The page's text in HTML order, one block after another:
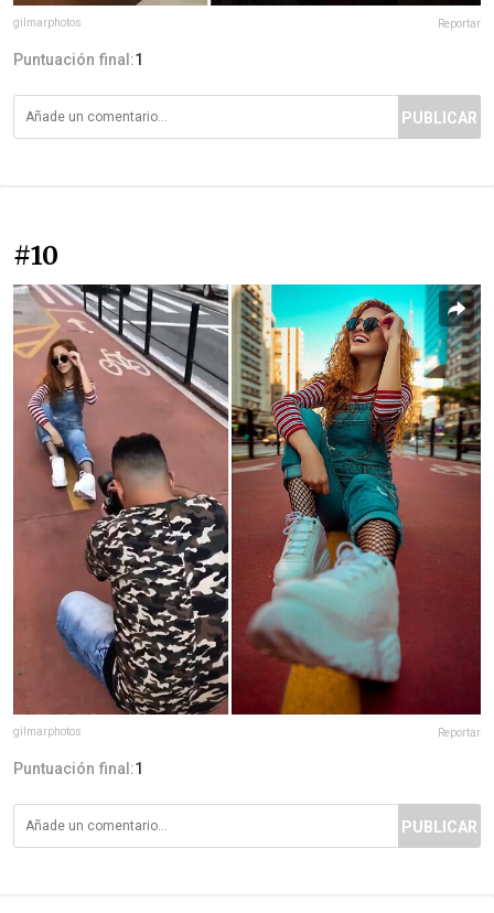
gilmarphotos Reportar
Puntuación final:1
PUBLICAR
#10
gilmarphotos Reportar
Puntuación final:1
PUBLICAR